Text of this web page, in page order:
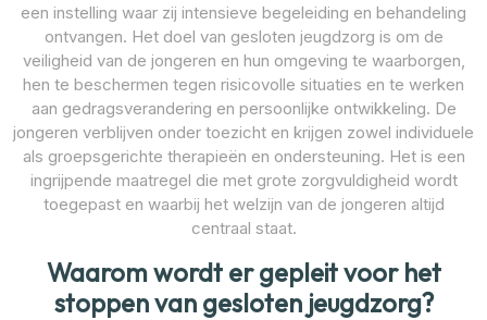
een instelling waar zij intensieve begeleiding en behandeling
ontvangen. Het doel van gesloten jeugdzorg is om de
veiligheid van de jongeren en hun omgeving te waarborgen,
hen te beschermen tegen risicovolle situaties en te werken
aan gedragsverandering en persoonlijke ontwikkeling. De
jongeren verblijven onder toezicht en krijgen zowel individuele
als groepsgerichte therapieën en ondersteuning. Het is een
ingrijpende maatregel die met grote zorgvuldigheid wordt
toegepast en waarbij het welzijn van de jongeren altijd
centraal staat.
Waarom wordt er gepleit voor het
stoppen van gesloten jeugdzorg?